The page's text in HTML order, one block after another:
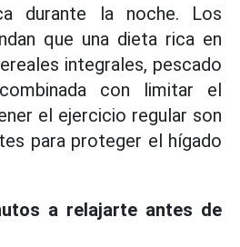
durante la noche. Los
que una dieta rica en
integrales, pescado
con limitar el
el ejercicio regular son
para proteger el hígado
a relajarte antes de